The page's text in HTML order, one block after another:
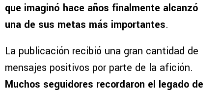
que imaginó hace años finalmente alcanzó
una de sus metas más importantes.
La publicación recibió una gran cantidad de
mensajes positivos por parte de la afición.
Muchos seguidores recordaron el legado de